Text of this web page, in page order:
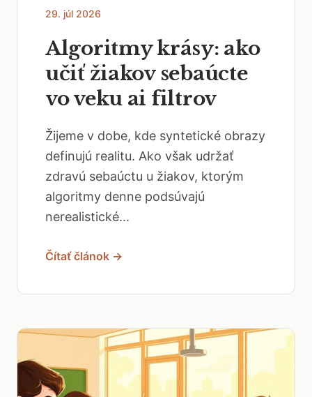
29. júl 2026
Algoritmy krásy: ako
učiť žiakov sebaúcte
vo veku ai filtrov
Žijeme v dobe, kde syntetické obrazy
definujú realitu. Ako však udržať
zdravú sebaúctu u žiakov, ktorým
algoritmy denne podsúvajú
nerealistické...
Čítať článok →